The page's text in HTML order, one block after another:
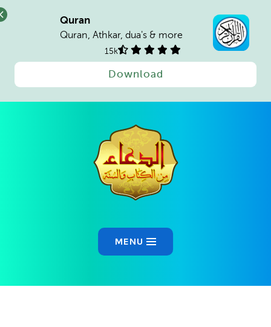
Quran
Quran, Athkar, dua's & more
15k
Download
MENU